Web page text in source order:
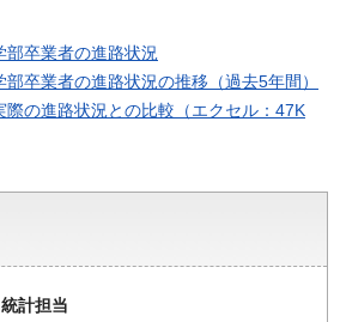
部卒業者の進路状況
卒業者の進路状況の推移（過去5年間）
の進路状況との比較（エクセル：47K
計担当